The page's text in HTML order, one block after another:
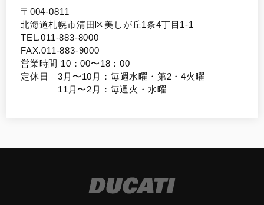
〒004-0811
北海道札幌市清田区美しが丘1条4丁目1-1
TEL.011-883-8000
FAX.011-883-9000
営業時間 10：00〜18：00
定休日 3月〜10月：毎週水曜・第2・4火曜
11月〜2月：毎週火・水曜